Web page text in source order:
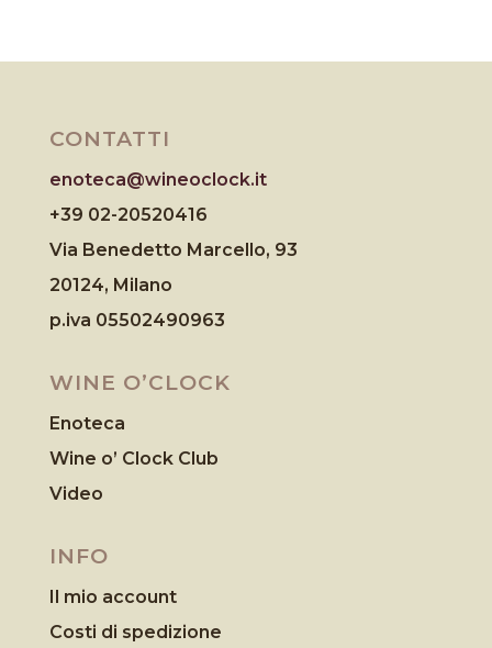
CONTATTI
enoteca@wineoclock.it
+39 02-20520416
Via Benedetto Marcello, 93
20124, Milano
p.iva 05502490963
WINE O’CLOCK
Enoteca
Wine o’ Clock Club
Video
INFO
Il mio account
Costi di spedizione